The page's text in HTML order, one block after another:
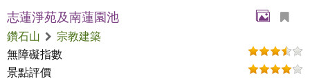
志蓮淨苑及南蓮園池
鑽石山
宗教建築
無障礙指數
景點評價